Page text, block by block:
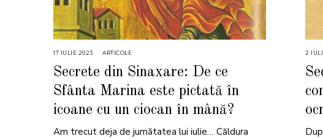
17 IULIE 2023 ARTICOLE
Secrete din Sinaxare: De ce
Sfânta Marina este pictată în
icoane cu un ciocan în mână?
Am trecut deja de jumătatea lui iulie… Căldura
2